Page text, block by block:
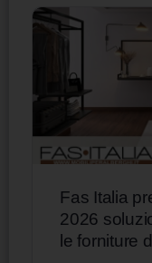
Fas Italia
2026
le forniture